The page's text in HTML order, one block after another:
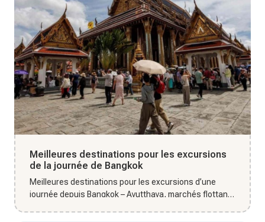
Meilleures destinations pour les excursions
de la journée de Bangkok
Meilleures destinations pour les excursions d’une
journée depuis Bangkok – Ayutthaya, marchés flottants